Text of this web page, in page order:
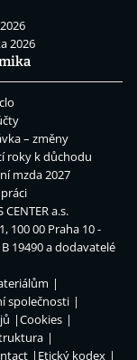
2026
– změny
roky k důchodu
mzda 2027
CENTER a.s.
100 00 Praha 10 -
19490 a dodavatelé
společnosti
Cookies
Etický kodex